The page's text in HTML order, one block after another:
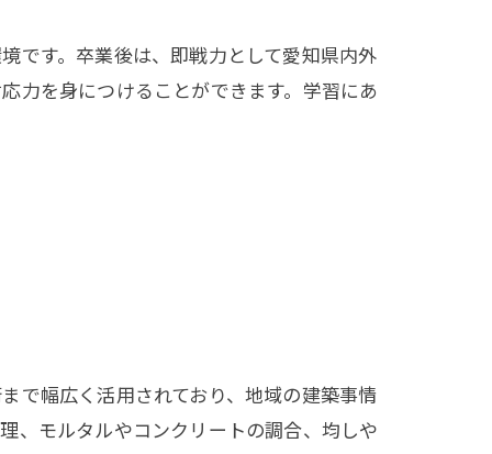
です。卒業後は、即戦力として愛知県内外
力を身につけることができます。学習にあ
で幅広く活用されており、地域の建築事情
、モルタルやコンクリートの調合、均しや